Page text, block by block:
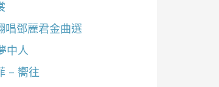
唱鄧麗君金曲選
中人
– 嚮往